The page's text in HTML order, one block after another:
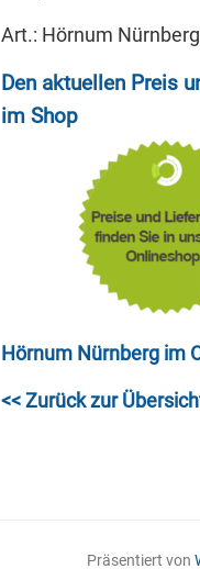
Art.: Hörnum
Den aktuellen Preis
im Shop
Hörnum Nürnberg im
<< Zurück zur
Präsentiert von